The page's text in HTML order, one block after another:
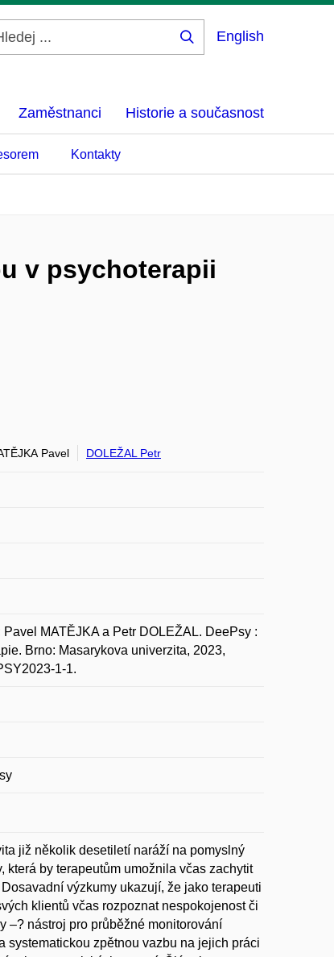
English
Zaměstnanci Historie a současnost
Kontakty
v psychoterapii
Pavel DOLEŽAL Petr
MATĚJKA a Petr DOLEŽAL. DeePsy :
Brno: Masarykova univerzita, 2023,
1-1.
již několik desetiletí naráží na pomyslný
která by terapeutům umožnila včas zachytit
výzkumy ukazují, že jako terapeuti
klientů včas rozpoznat nespokojenost či
–? nástroj pro průběžné monitorování
systematickou zpětnou vazbu na jejich práci